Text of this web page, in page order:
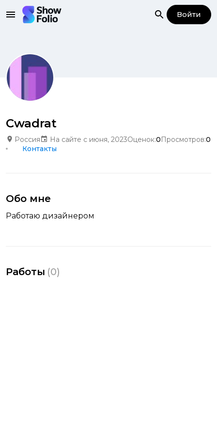
Войти
Cwadrat
Россия На сайте с июня, 2023Оценок:0Просмотров:0
Контакты
Обо мне
Работаю дизайнером
Работы (0)